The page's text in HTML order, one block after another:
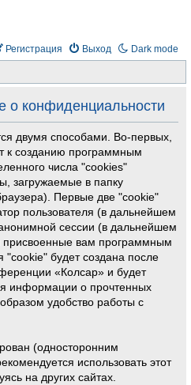
Dark mode
Выход
Регистрация
о конфиденциальности
двумя способами. Во-первых,
к созданию программным
числа "cookies"
загружаемые в папку
Первые две "cookie"
пользователя (в дальнейшем
сессии (в дальнейшем
присвоенные вам программным
"cookie" будет создана после
«Колсар» и будет
информации о прочтенных
удобство работы с
(односторонним
использовать этот
на других сайтах.